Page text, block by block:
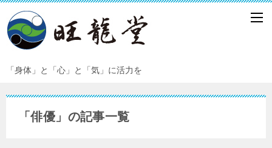
「身体」と「心」と「気」に活力を
「俳優」の記事一覧